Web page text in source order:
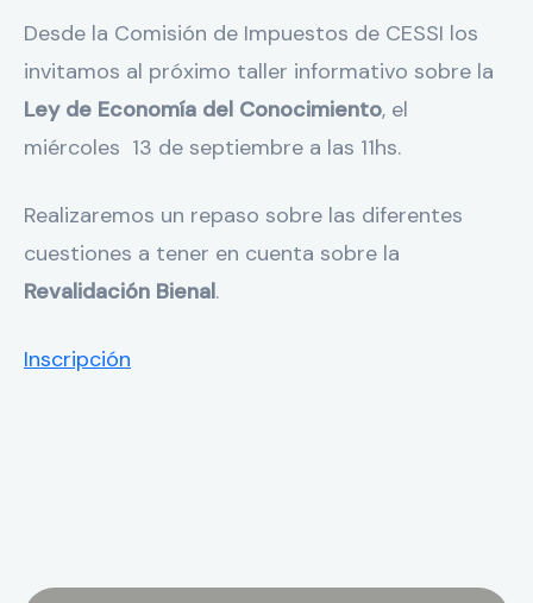
Desde la Comisión de Impuestos de CESSI los
invitamos al próximo taller informativo sobre la
Ley de Economía del Conocimiento, el
miércoles 13 de septiembre a las 11hs.
Realizaremos un repaso sobre las diferentes
cuestiones a tener en cuenta sobre la
Revalidación Bienal.
Inscripción